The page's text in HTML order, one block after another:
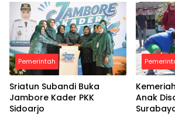
Pemerintah
Sriatun Subandi Buka
Jambore Kader PKK
Sidoarjo
Anak